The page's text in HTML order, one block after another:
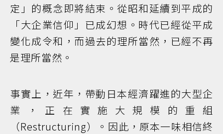
定」的概念即將結束。從昭和延續到平成的
「大企業信仰」已成幻想。時代已經從平成
變化成令和，而過去的理所當然，已經不再
是理所當然。
事實上，近年，帶動日本經濟躍進的大型企
業，正在實施大規模的重組
（Restructuring）。因此，原本一味相信終